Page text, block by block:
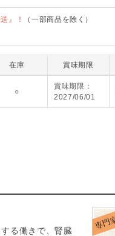
』！
（一部商品を除く）
在庫 賞味期限
○
賞味期限：
2027/06/01
る働きで、腎臓